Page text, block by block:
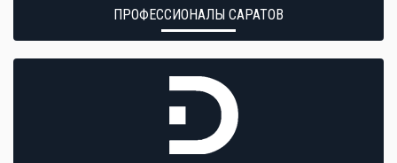
ПРОФЕССИОНАЛЫ САРАТОВ